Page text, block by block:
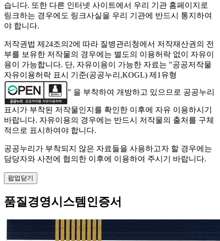
습니다. 또한 다른 인터넷 사이트에서 우리 기관 홈페이지로
링크하는 경우에도 링크사실을 우리 기관에 반드시 통지하여
야 합니다.
저작권법 제24조의2에 따라 질병관리청에서 저작재산권의 전
부를 보유한 저작물의 경우에는 별도의 이용허락 없이 자유이
용이 가능합니다. 단, 자유이용이 가능한 자료는 "공공저작물
자유이용허락 표시 기준(공공누리,KOGL) 제1유형
" 을 부착하여 개방하고 있으므로 공공누리
표시가 부착된 저작물인지를 확인한 이후에 자유 이용하시기
바랍니다. 자유이용의 경우에는 반드시 저작물의 출처를 구체
적으로 표시하여야 합니다.
공공누리가 부착되지 않은 자료들을 사용하고자 할 경우에는
담당자와 사전에 협의한 이후에 이용하여 주시기 바랍니다.
팝업닫기
품질경영시스템인증서